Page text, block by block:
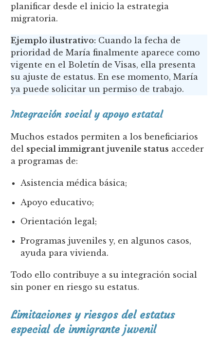
planificar desde el inicio la estrategia
migratoria.
Ejemplo ilustrativo: Cuando la fecha de
prioridad de María finalmente aparece como
vigente en el Boletín de Visas, ella presenta
su ajuste de estatus. En ese momento, María
ya puede solicitar un permiso de trabajo.
Integración social y apoyo estatal
Muchos estados permiten a los beneficiarios
del special immigrant juvenile status acceder
a programas de:
Asistencia médica básica;
Apoyo educativo;
Orientación legal;
Programas juveniles y, en algunos casos,
ayuda para vivienda.
Todo ello contribuye a su integración social
sin poner en riesgo su estatus.
Limitaciones y riesgos del estatus
especial de inmigrante juvenil